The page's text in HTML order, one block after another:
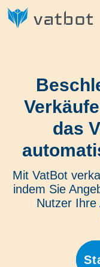
das
Mit VatBot
indem Sie
Nutzer Ihre